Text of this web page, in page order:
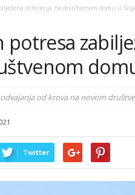
oštećenja na društvenom domu u
od krova na novom
Twitter